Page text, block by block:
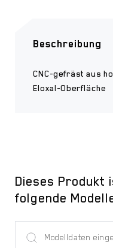
Beschreibung
CNC-gefräst aus
Eloxal-Oberfläche
Dieses Produkt
folgende